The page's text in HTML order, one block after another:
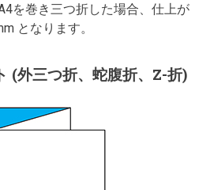
を巻き三つ折した場合、仕上が
となります。
(外三つ折、蛇腹折、Z-折)